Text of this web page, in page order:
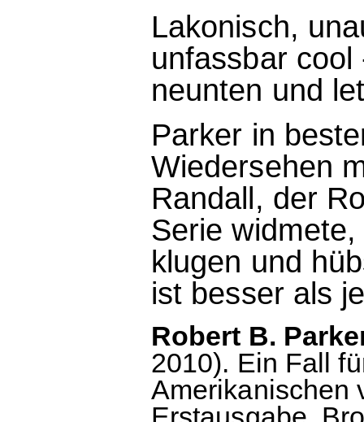
Lakonisch,
unfassbar
neunten und
Parker in
Wiedersehen
Randall, der
Serie
klugen und
ist besser als
Robert B.
2010). Ein Fall
Amerikanischen